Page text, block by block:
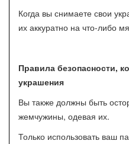
Когда вы снимаете свои
их аккуратно на что-либо
Правила безопасности,
украшения
Вы также должны быть
жемчужины, одевая их.
Только использовать ваш